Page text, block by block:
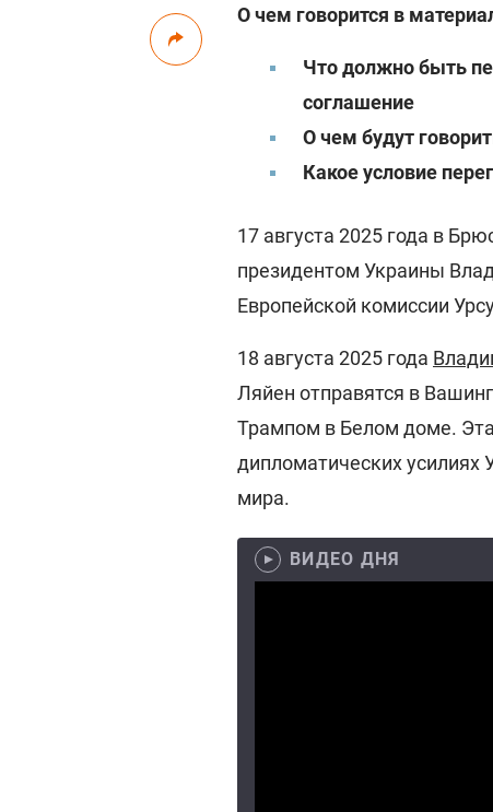
О чем говорится в
Что должно быть
соглашение
О чем будут
Какое условие
17 августа 2025 года в
президентом Украины
Европейской комиссии
18 августа 2025 года
Ляйен отправятся в
Трампом в Белом доме.
дипломатических
мира.
ВИДЕО ДНЯ